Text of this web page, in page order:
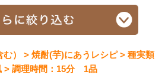
む） > 焼酎(芋)にあうレシピ > 種実類
> 調理時間：15分 1品